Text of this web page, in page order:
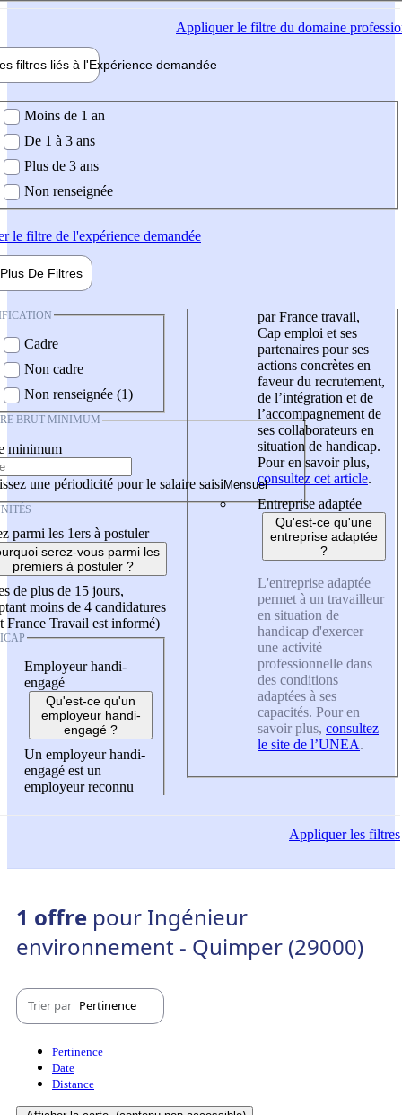
Appliquerle filtre du domaine
filtres liés à l'Expérience demandée
demandée
Moins de 1 an
De 1 à 3 ans
Plus de 3 ans
Non renseignée
le filtre de l'expérience demandée
Plus De Filtres
Cadre
Non cadre
Non renseignée (1)
BRUT MINIMUM
minimum
une périodicité pour le salaire saisi
parmi les 1ers à postuler
serez-vous parmi les
premiers à postuler ?
de plus de 15 jours,
moins de 4 candidatures
France Travail est informé)
Employeur handi-
engagé
Qu'est-ce qu'un
employeur handi-
engagé ?
Un employeur handi-
engagé est un
employeur reconnu
par France travail,
Cap emploi et ses
partenaires pour ses
actions concrètes en
faveur du recrutement,
de l’intégration et de
l’accompagnement de
ses collaborateurs en
situation de handicap.
Pour en savoir plus,
consultez cet article.
Entreprise adaptée
Qu'est-ce qu'une
entreprise adaptée
?
L'entreprise adaptée
permet à un travailleur
en situation de
handicap d'exercer
une activité
professionnelle dans
des conditions
adaptées à ses
capacités. Pour en
savoir plus, consultez
le site de l’UNEA.
Appliquerles filtres
1 offre pour Ingénieur
environnement - Quimper (29000)
Trier par Pertinence
Pertinence
Date
Distance